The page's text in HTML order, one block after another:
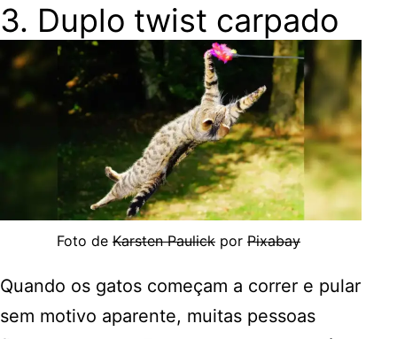
3. Duplo twist carpado
Foto de Karsten Paulick por Pixabay
Quando os gatos começam a correr e pular
sem motivo aparente, muitas pessoas